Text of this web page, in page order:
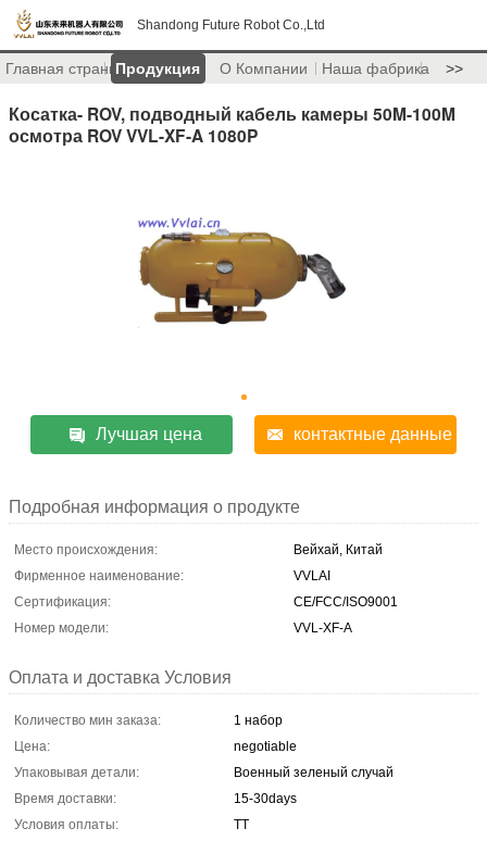
Shandong Future Robot Co.,Ltd
Главная страницаПродукция О Компании Наша фабрика >>
Косатка- ROV, подводный кабель камеры 50M-100M
осмотра ROV VVL-XF-A 1080P
Лучшая цена контактные данные
Подробная информация о продукте
Место происхождения:
Вейхай, Китай
Фирменное наименование:
VVLAI
Сертификация:
CE/FCC/ISO9001
Номер модели:
VVL-XF-A
Оплата и доставка Условия
Количество мин заказа:
1 набор
Цена:
negotiable
Упаковывая детали:
Военный зеленый случай
Время доставки:
15-30days
Условия оплаты:
TT